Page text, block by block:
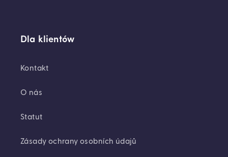
Dla klientów
Kontakt
O nás
Statut
Zásady ochrany osobních údajů